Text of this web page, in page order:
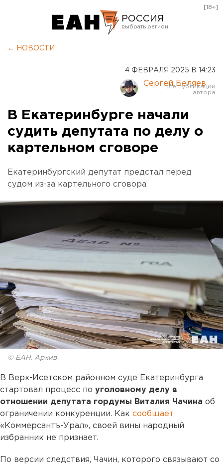
РОССИЯ
Курган
Оренбург
[18+]
← НОВОСТИ
4 ФЕВРАЛЯ 2025 В 14:23
Сергей Беляев
В Екатеринбурге начали
судить депутата по делу о
картельном сговоре
Екатеринбургский депутат предстал перед
судом из-за картельного сговора
© ЕАН. Архив
В Верх-Исетском районном суде Екатеринбурга
стартовал процесс по уголовному делу в
отношении депутата гордумы Виталия Чачина об
ограничении конкуренции. Как сообщает
«Коммерсантъ-Урал», своей вины народный
избранник не признает.
По версии следствия, Чачин, которого связывают со